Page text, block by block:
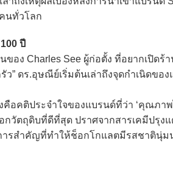
นทั่วโลก
ปี
ง Charles See ผู้ก่อตั้ง ที่อยากเปิดร้
” ดร.อุษณีย์เริ่มต้นเล่าถึงจุดกำเนิดข
คติประจำใจของแบรนด์ที่ว่า ‘คุณภาพ
กวัตถุดิบที่ดีที่สุด ปราศจากสารเคมีปรุง
รสำคัญที่ทำให้ช็อกโกแลตมีรสชาตินุ่ม